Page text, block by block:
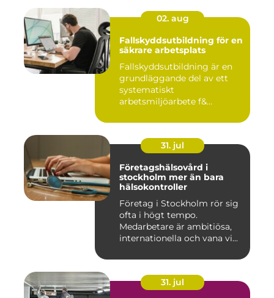
02. aug
Fallskyddsutbildning för en
säkrare arbetsplats
Fallskyddsutbildning är en
grundläggande del av ett
systematiskt
arbetsmiljöarbete f&...
31. jul
Företagshälsovård i
stockholm mer än bara
hälsokontroller
Företag i Stockholm rör sig
ofta i högt tempo.
Medarbetare är ambitiösa,
internationella och vana vi...
31. jul